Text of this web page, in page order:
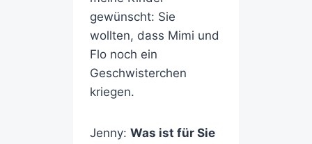
gewünscht: Sie
wollten, dass Mimi und
Flo noch ein
Geschwisterchen
kriegen.
Jenny: Was ist für Sie